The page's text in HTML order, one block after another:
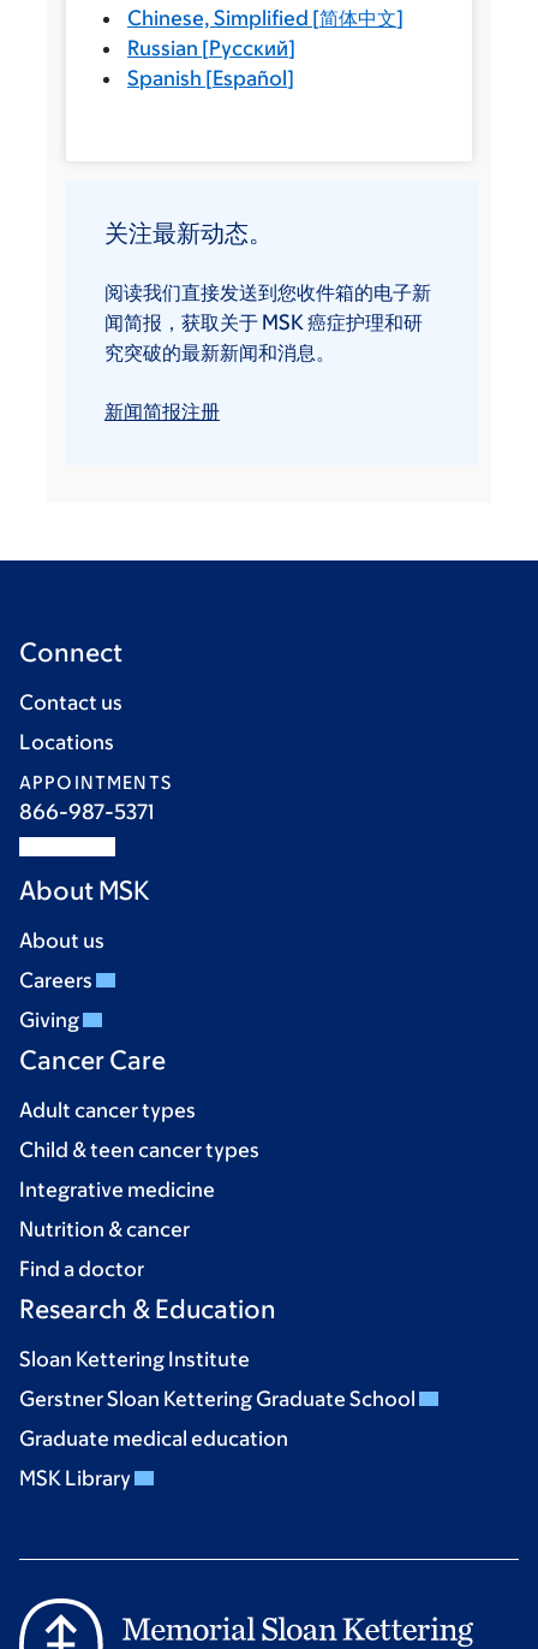
Chinese, Simplified [简体中文]
Russian [Русский]
Spanish [Español]
关注最新动态。
阅读我们直接发送到您收件箱的电子新
闻简报，获取关于 MSK 癌症护理和研
究突破的最新新闻和消息。
新闻简报注册
Connect
Contact us
Locations
APPOINTMENTS
866-987-5371
About MSK
About us
Careers
Giving
Cancer Care
Adult cancer types
Child & teen cancer types
Integrative medicine
Nutrition & cancer
Find a doctor
Research & Education
Sloan Kettering Institute
Gerstner Sloan Kettering Graduate School
Graduate medical education
MSK Library